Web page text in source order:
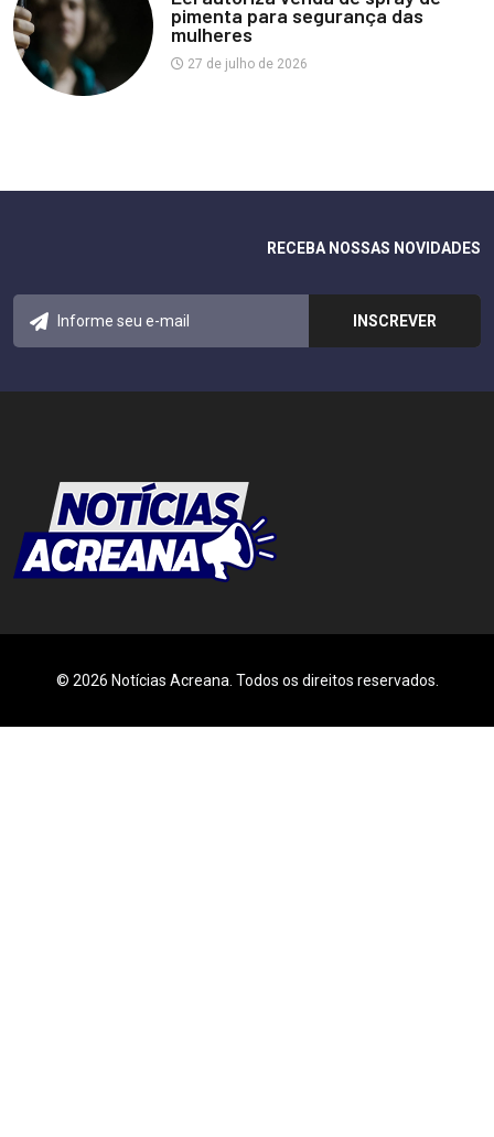
pimenta para segurança das
mulheres
27 de julho de 2026
RECEBA NOSSAS NOVIDADES
© 2026 Notícias Acreana. Todos os direitos reservados.